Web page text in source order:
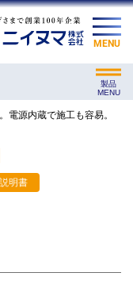
MENU
製品
MENU
電源内蔵で施工も容易。
明書